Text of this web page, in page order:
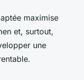
maximise
et, surtout,
une